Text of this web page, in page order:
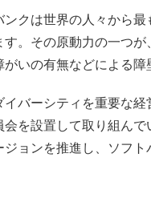
ンクは世界の人々から
す。その原動力の一つ
がいの有無などによる
イバーシティを重要な
会を設置して取り組ん
ジョンを推進し、ソフ